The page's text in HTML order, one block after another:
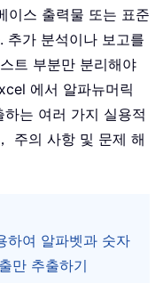
이스 출력물 또는 표준
추가 분석이나 보고를
트 부분만 분리해야
에서 알파뉴머릭
는 여러 가지 실용적
주의 사항 및 문제 해
하여 알파벳과 숫자
만 추출하기